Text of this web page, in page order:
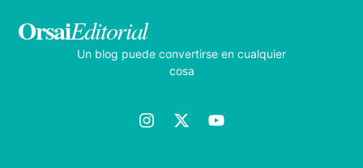
OrsaiEditorial
Un blog puede convertirse en cualquier
cosa